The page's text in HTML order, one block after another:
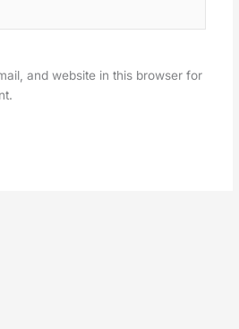
and website in this browser for